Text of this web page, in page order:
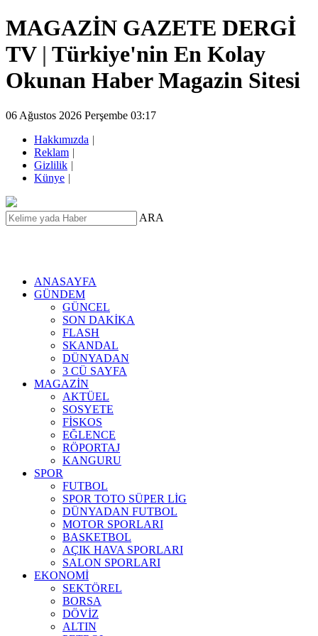
MAGAZİN GAZETE DERGİ
TV | Türkiye'nin En Kolay
Okunan Haber Magazin Sitesi
06 Ağustos 2026 Perşembe 03:17
Hakkımızda |
Reklam |
Gizlilik |
Künye |
ARA
ANASAYFA
GÜNDEM
GÜNCEL
SON DAKİKA
FLASH
SKANDAL
DÜNYADAN
3 CÜ SAYFA
MAGAZİN
AKTÜEL
SOSYETE
FİSKOS
EĞLENCE
RÖPORTAJ
KANGURU
SPOR
FUTBOL
SPOR TOTO SÜPER LİG
DÜNYADAN FUTBOL
MOTOR SPORLARI
BASKETBOL
AÇIK HAVA SPORLARI
SALON SPORLARI
EKONOMİ
SEKTÖREL
BORSA
DÖVİZ
ALTIN